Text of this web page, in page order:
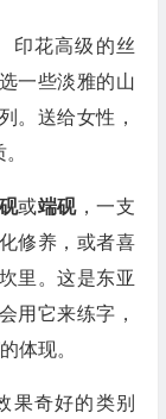
印花高级的丝
一些淡雅的山
。送给女性，
或端砚，一支
修养，或者喜
里。这是东亚
用它来练字，
体现。
果奇好的类别